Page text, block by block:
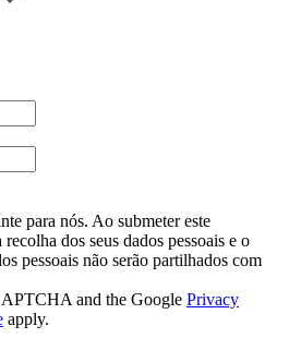
para nós. Ao submeter este
dos seus dados pessoais e o
pessoais não serão partilhados com
and the Google Privacy
apply.